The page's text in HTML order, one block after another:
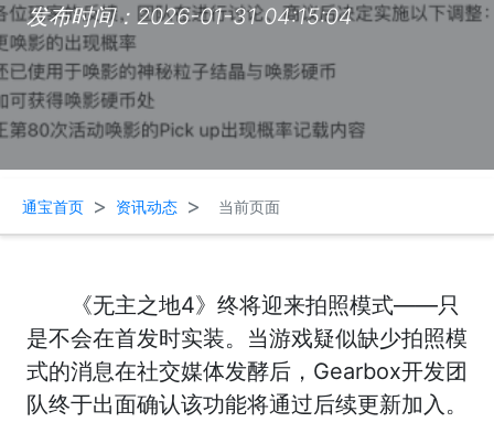
发布时间：2026-01-31 04:15:04
通宝首页 > 资讯动态 > 当前页面
《无主之地4》终将迎来拍照模式——只
是不会在首发时实装。当游戏疑似缺少拍照模
式的消息在社交媒体发酵后，Gearbox开发团
队终于出面确认该功能将通过后续更新加入。